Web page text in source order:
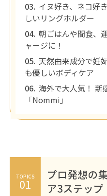
イヌ好き、ネコ好
しいリングホルダー
朝ごはんや間食、
ャージに！
天然由来成分で妊
も優しいボディケア
海外で大人気！ 新
「Nommi」
TOPICS
01
プロ発想の
ア3ステップ